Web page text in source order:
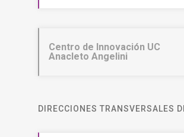
Centro de Innovación UC
Anacleto Angelini
DIRECCIONES TRANSVERSALES